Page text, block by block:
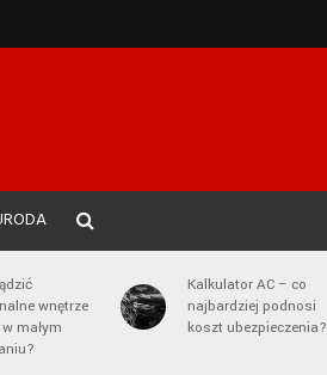
wnętrze
małym
Kalkulator AC – co
najbardziej podnosi
koszt ubezpieczenia?